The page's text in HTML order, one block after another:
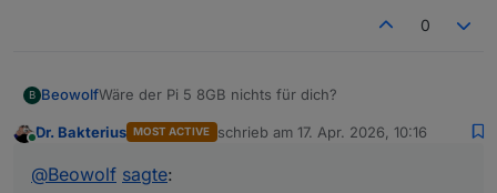
0
B BeowolfWäre der Pi 5 8GB nichts für dich?
Dr. Bakterius MOST ACTIVE schrieb am 17. Apr. 2026, 10:16
zuletzt editiert von
@Beowolf sagte: